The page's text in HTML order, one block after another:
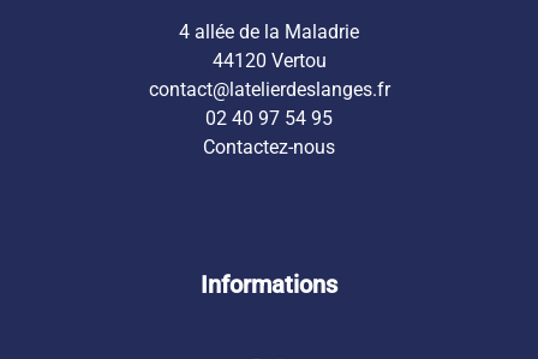
4 allée de la Maladrie
44120 Vertou
contact@latelierdeslanges.fr
02 40 97 54 95
Contactez-nous
Informations